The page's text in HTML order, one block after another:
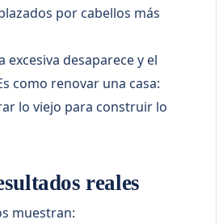
por cabellos más
excesiva desaparece y el
como renovar una casa:
lo viejo para construir lo
reales
muestran: